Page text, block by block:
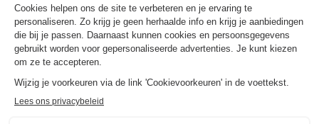
€ 291
Vakantieparken met zwembad in
Centre-Val De Loire